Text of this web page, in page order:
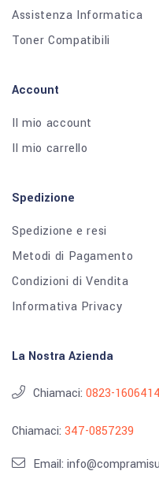
Assistenza Informatica
Toner Compatibili
Account
Il mio account
Il mio carrello
Spedizione
Spedizione e resi
Metodi di Pagamento
Condizioni di Vendita
Informativa Privacy
La Nostra Azienda
Chiamaci: 0823-1606414
Chiamaci: 347-0857239
Email: